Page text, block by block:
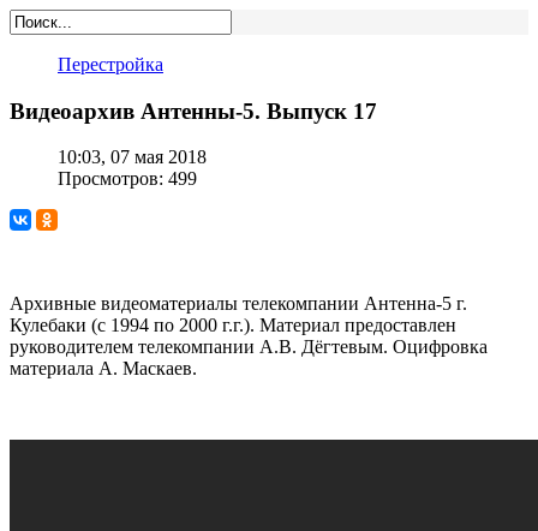
Перестройка
Видеоархив Антенны-5. Выпуск 17
10:03, 07 мая 2018
Просмотров: 499
Архивные видеоматериалы телекомпании Антенна-5 г.
Кулебаки (с 1994 по 2000 г.г.). Материал предоставлен
руководителем телекомпании А.В. Дёгтевым. Оцифровка
материала А. Маскаев.